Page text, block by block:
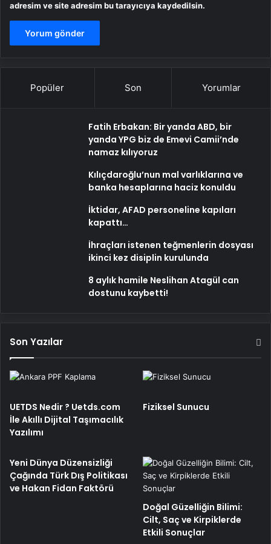
adresim ve site adresim bu tarayıcıya kaydedilsin.
Popüler Son Yorumlar
Fatih Erbakan: Bir yanda ABD, bir
yanda YPG biz de Emevi Camii’nde
namaz kılıyoruz
Kılıçdaroğlu’nun mal varlıklarına ve
banka hesaplarına haciz konuldu
İktidar, AFAD personeline kapıları
kapattı…
İhraçları istenen teğmenlerin dosyası
ikinci kez disiplin kurulunda
8 aylık hamile Neslihan Atagül can
dostunu kaybetti!
Son Yazılar
UETDS Nedir ? Uetds.com
İle Akıllı Dijital Taşımacılık
Yazılımı
Fiziksel Sunucu
Yeni Dünya Düzensizliği
Çağında Türk Dış Politikası
ve Hakan Fidan Faktörü
Doğal Güzelliğin Bilimi:
Cilt, Saç ve Kirpiklerde
Etkili Sonuçlar